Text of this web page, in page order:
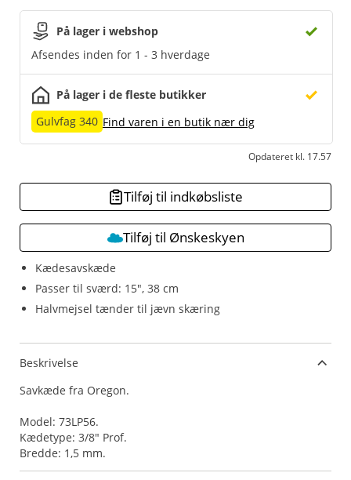
Kædesavskæde
Passer til sværd: 15", 38 cm
Halvmejsel tænder til jævn skæring
På lager i webshop
Afsendes inden for 1 - 3 hverdage
På lager i de fleste butikker
Gulvfag 340 Find varen i en butik nær dig
Opdateret kl. 17.57
Tilføj til indkøbsliste
Tilføj til Ønskeskyen
Beskrivelse
Savkæde fra Oregon.
Model: 73LP56.
Kædetype: 3/8" Prof.
Bredde: 1,5 mm.